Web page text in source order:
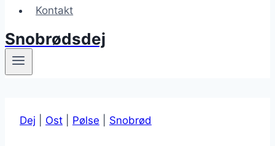
Kontakt
Snobrødsdej
Dej Ost Pølse Snobrød